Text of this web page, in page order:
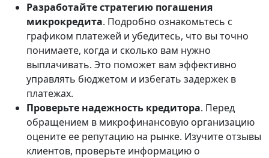
Разработайте стратегию погашения
микрокредита. Подробно ознакомьтесь с
графиком платежей и убедитесь, что вы точно
понимаете, когда и сколько вам нужно
выплачивать. Это поможет вам эффективно
управлять бюджетом и избегать задержек в
платежах.
Проверьте надежность кредитора. Перед
обращением в микрофинансовую организацию
оцените ее репутацию на рынке. Изучите отзывы
клиентов, проверьте информацию о